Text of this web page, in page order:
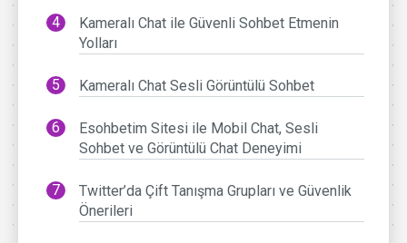
Kameralı Chat ile Güvenli Sohbet Etmenin
Yolları
Kameralı Chat Sesli Görüntülü Sohbet
Esohbetim Sitesi ile Mobil Chat, Sesli
Sohbet ve Görüntülü Chat Deneyimi
Twitter’da Çift Tanışma Grupları ve Güvenlik
Önerileri